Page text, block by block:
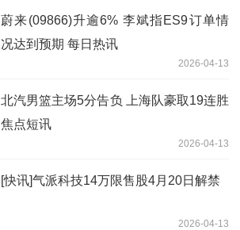
蔚来(09866)升逾6% 李斌指ES9订单情
况达到预期 每日热讯
2026-04-13
北汽男篮主场5分告负 上海队豪取19连胜
焦点短讯
2026-04-13
[快讯]气派科技14万限售股4月20日解禁
2026-04-13